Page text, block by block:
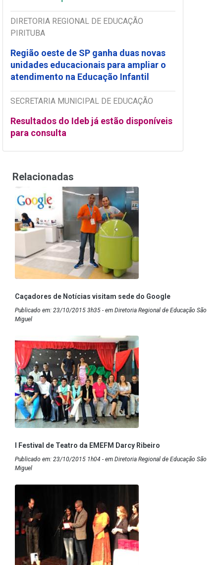
DIRETORIA REGIONAL DE EDUCAÇÃO
PIRITUBA
Região oeste de SP ganha duas novas
unidades educacionais para ampliar o
atendimento na Educação Infantil
SECRETARIA MUNICIPAL DE EDUCAÇÃO
Resultados do Ideb já estão disponíveis
para consulta
Relacionadas
Caçadores de Notícias visitam sede do Google
Publicado em: 23/10/2015 3h35 - em Diretoria Regional de Educação São
Miguel
I Festival de Teatro da EMEFM Darcy Ribeiro
Publicado em: 23/10/2015 1h04 - em Diretoria Regional de Educação São
Miguel